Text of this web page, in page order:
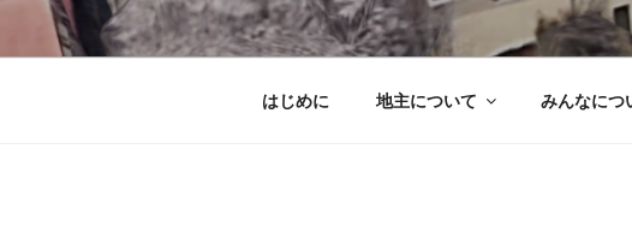
はじめに 地主について みんなにつ